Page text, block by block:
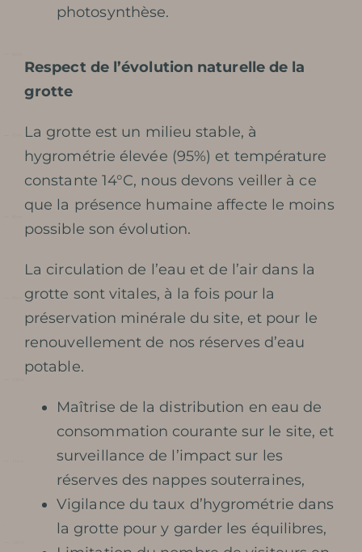
Preparar mi
visita
FECHAS Y HORARIOS
TARIFAS / TAQUILLA
photosynthèse.
Respect de l’évolution naturelle de la
grotte
La grotte est un milieu stable, à
hygrométrie élevée (95%) et température
constante 14°C, nous devons veiller à ce
que la présence humaine affecte le moins
possible son évolution.
La circulation de l’eau et de l’air dans la
grotte sont vitales, à la fois pour la
préservation minérale du site, et pour le
renouvellement de nos réserves d’eau
potable.
Maîtrise de la distribution en eau de
consommation courante sur le site, et
surveillance de l’impact sur les
réserves des nappes souterraines,
Vigilance du taux d’hygrométrie dans
la grotte pour y garder les équilibres,